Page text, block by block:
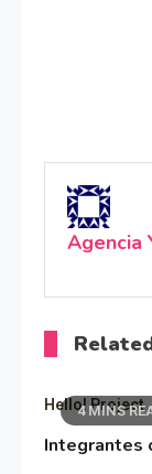
Agencia
4 MINS
Hello! Project
Integrantes